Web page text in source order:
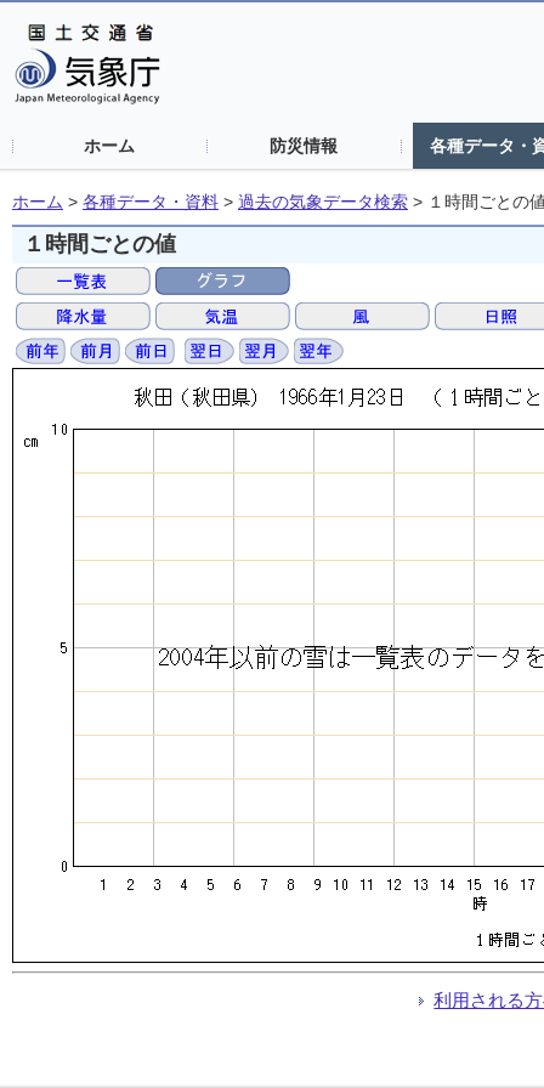
ホーム 防災情報 各種データ・
ホーム > 各種データ・資料 > 過去の気象データ検索 > １時間ごとの
１時間ごとの値
利用される